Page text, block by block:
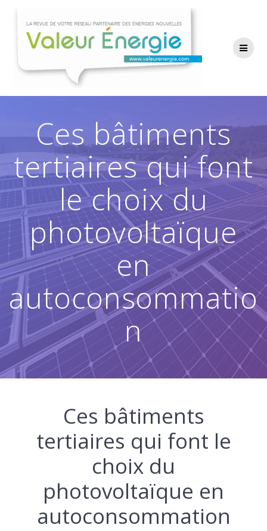
contenu
Ces bâtiments
tertiaires qui font
le choix du
photovoltaïque
en
autoconsommatio
n
Ces bâtiments
tertiaires qui font le
choix du
photovoltaïque en
autoconsommation